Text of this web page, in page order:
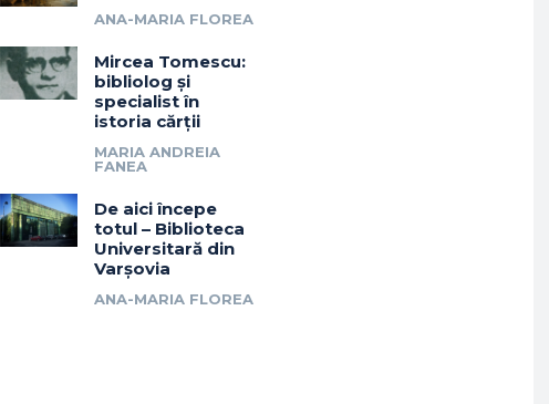
ANA-MARIA FLOREA
Mircea Tomescu:
bibliolog și
specialist în
istoria cărții
MARIA ANDREIA
FANEA
De aici începe
totul – Biblioteca
Universitară din
Varșovia
ANA-MARIA FLOREA